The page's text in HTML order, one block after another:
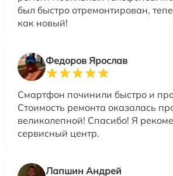
был быстро отремонтирован,
как новый!
Федоров Ярослав
Смартфон починили быстро и
Стоимость ремонта оказалась
великолепной! Спасибо! Я
сервисный центр.
Лапшин Андрей